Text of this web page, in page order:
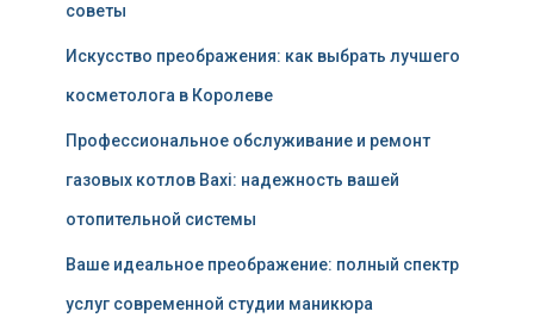
советы
Искусство преображения: как выбрать лучшего
косметолога в Королеве
Профессиональное обслуживание и ремонт
газовых котлов Baxi: надежность вашей
отопительной системы
Ваше идеальное преображение: полный спектр
услуг современной студии маникюра